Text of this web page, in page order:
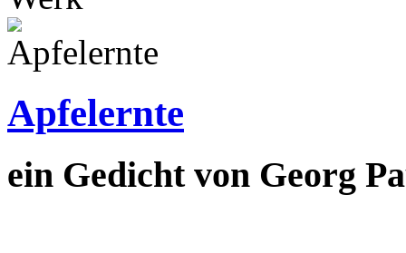
Apfelernte
ein Gedicht von Georg